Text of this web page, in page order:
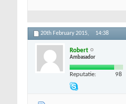
20th February 2015, 14:38
Robert
Ambasador
Reputatie: 98